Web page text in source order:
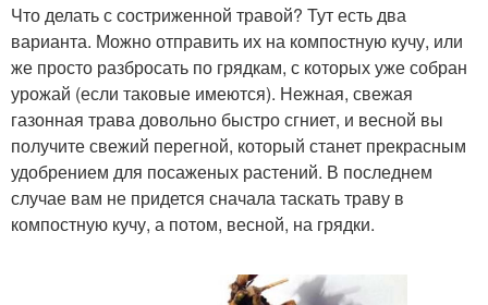
Что делать с состриженной травой? Тут есть два
варианта. Можно отправить их на компостную кучу, или
же просто разбросать по грядкам, с которых уже собран
урожай (если таковые имеются). Нежная, свежая
газонная трава довольно быстро сгниет, и весной вы
получите свежий перегной, который станет прекрасным
удобрением для посаженых растений. В последнем
случае вам не придется сначала таскать траву в
компостную кучу, а потом, весной, на грядки.